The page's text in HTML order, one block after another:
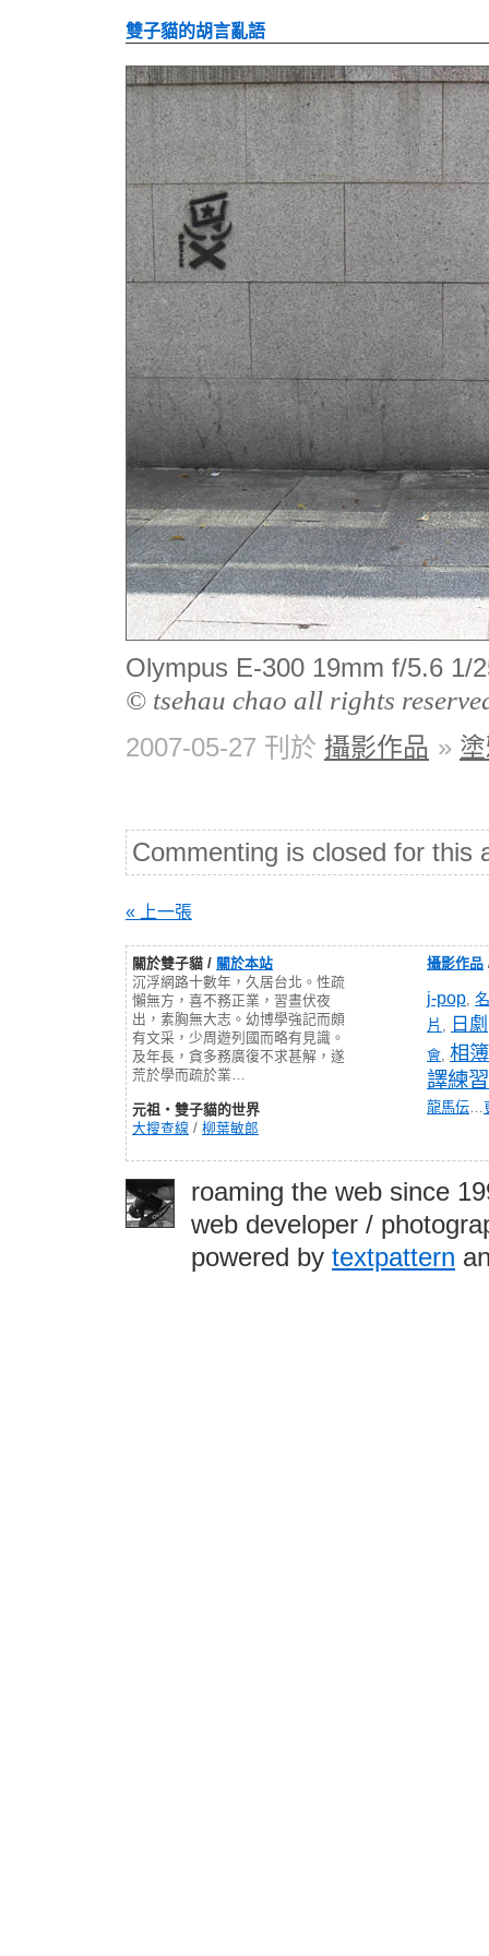
雙子貓的胡言亂語
Olympus E-300 19mm f/5.6 1/
© tsehau chao all rights
2007-05-27 刊於 攝影作品 »
Commenting is closed for this
« 上一張
關於雙子貓 / 關於本站
沉浮網路十數年，久居台北。性疏
懶無方，喜不務正業，習晝伏夜
出，素胸無大志。幼博學強記而頗
有文采，少周遊列國而略有見識。
及年長，貪多務廣復不求甚解，遂
荒於學而疏於業…
元祖‧雙子貓的世界
大搜查線 / 柳葉敏郎
攝影作品
j-pop,
片 , 日劇
會, 相簿
譯練習
龍馬伝…
roaming the web since
web developer /
powered by textpattern